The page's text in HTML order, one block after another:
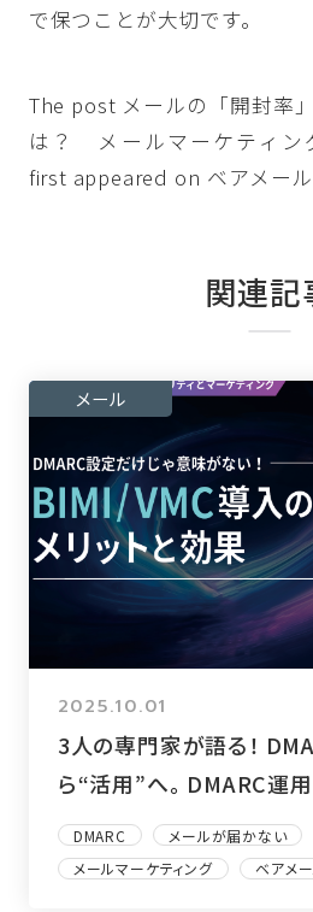
で保つことが大切です。
The post メールの「開封率
は？ メールマーケティン
first appeared on ベアメー
関連記
メール
2025.10.01
3人の専門家が語る！
ら“活用”へ。 DMARC運
導入のメリットとは
DMARC
メールが届かない
メールマーケティング
ベアメ